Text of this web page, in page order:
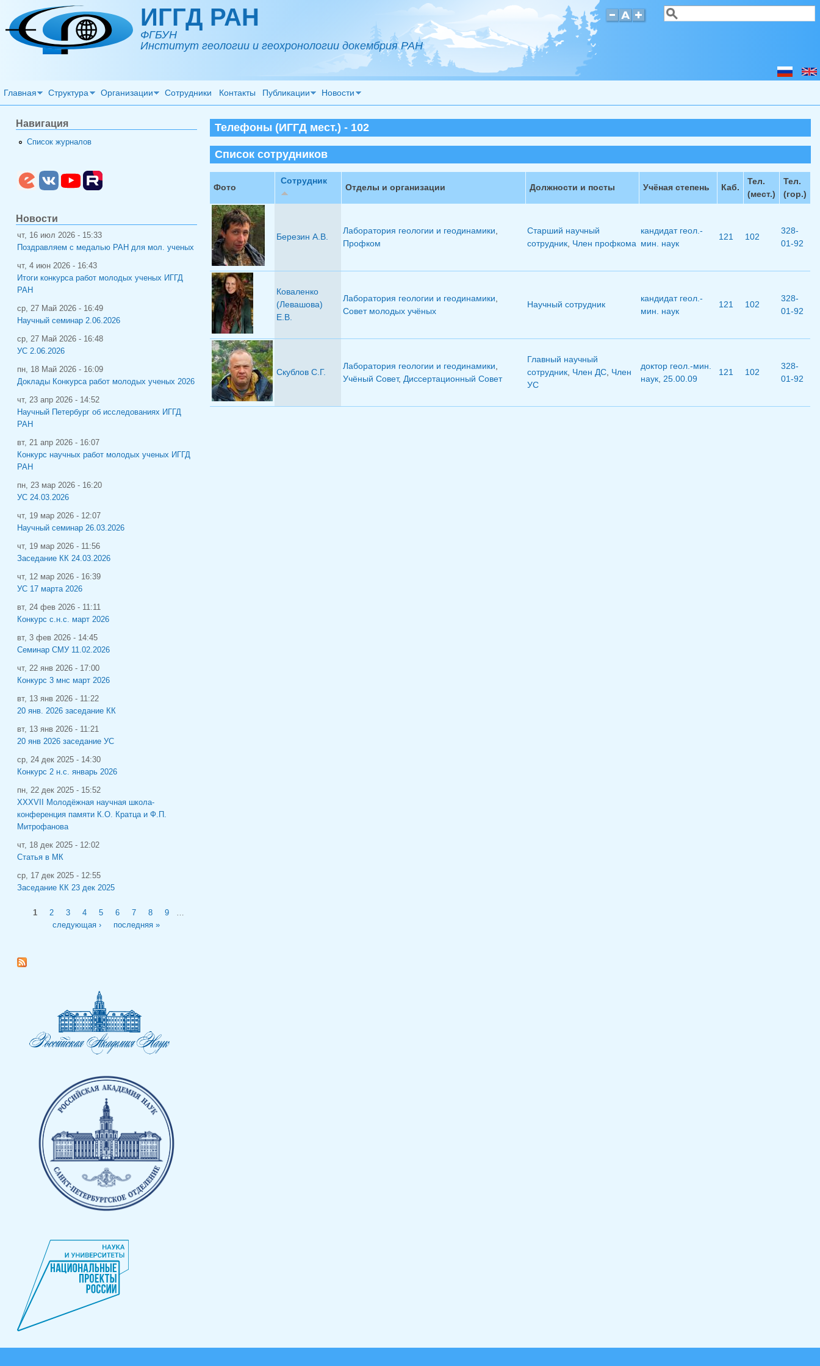
Перейти к основному содержанию ИГГД РАН
ФГБУН
Институт геологии и геохронологии докембрия РАН
Форма поиска
Поиск
Главная Структура Организации Сотрудники Контакты Публикации Новости
Телефоны (ИГГД мест.) - 102
Список сотрудников
Фото
Сотрудник
Отделы и организации Должности и посты Учёная степень Каб.
Тел.
(мест.)
Тел.
(гор.)
Березин А.В.
Лаборатория геологии и геодинамики,
Профком
Старший научный
сотрудник, Член профкома
кандидат геол.-
мин. наук
121 102
328-
01-92
Коваленко
(Левашова)
Е.В.
Лаборатория геологии и геодинамики,
Совет молодых учёных
Научный сотрудник
кандидат геол.-
мин. наук
121 102
328-
01-92
Скублов С.Г.
Лаборатория геологии и геодинамики,
Учёный Совет, Диссертационный Совет
Главный научный
сотрудник, Член ДС, Член
УС
доктор геол.-мин.
наук, 25.00.09
121 102
328-
01-92
Навигация
Список журналов
Новости
чт, 16 июл 2026 - 15:33
Поздравляем с медалью РАН для мол. ученых
чт, 4 июн 2026 - 16:43
Итоги конкурса работ молодых ученых ИГГД
РАН
ср, 27 Май 2026 - 16:49
Научный семинар 2.06.2026
ср, 27 Май 2026 - 16:48
УС 2.06.2026
пн, 18 Май 2026 - 16:09
Доклады Конкурса работ молодых ученых 2026
чт, 23 апр 2026 - 14:52
Научный Петербург об исследованиях ИГГД
РАН
вт, 21 апр 2026 - 16:07
Конкурс научных работ молодых ученых ИГГД
РАН
пн, 23 мар 2026 - 16:20
УС 24.03.2026
чт, 19 мар 2026 - 12:07
Научный семинар 26.03.2026
чт, 19 мар 2026 - 11:56
Заседание КК 24.03.2026
чт, 12 мар 2026 - 16:39
УС 17 марта 2026
вт, 24 фев 2026 - 11:11
Конкурс с.н.с. март 2026
вт, 3 фев 2026 - 14:45
Семинар СМУ 11.02.2026
чт, 22 янв 2026 - 17:00
Конкурс 3 мнс март 2026
вт, 13 янв 2026 - 11:22
20 янв. 2026 заседание КК
вт, 13 янв 2026 - 11:21
20 янв 2026 заседание УС
ср, 24 дек 2025 - 14:30
Конкурс 2 н.с. январь 2026
пн, 22 дек 2025 - 15:52
XXXVII Молодёжная научная школа-
конференция памяти К.О. Кратца и Ф.П.
Митрофанова
чт, 18 дек 2025 - 12:02
Статья в МК
ср, 17 дек 2025 - 12:55
Заседание КК 23 дек 2025
Страницы
1 2 3 4 5 6 7 8 9
следующая ›
последняя »